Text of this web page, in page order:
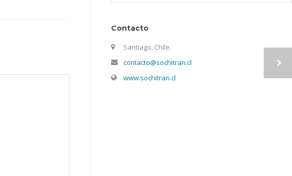
Contacto
Santiago, Chile.
contacto@sochitran.cl
www.sochitran.cl